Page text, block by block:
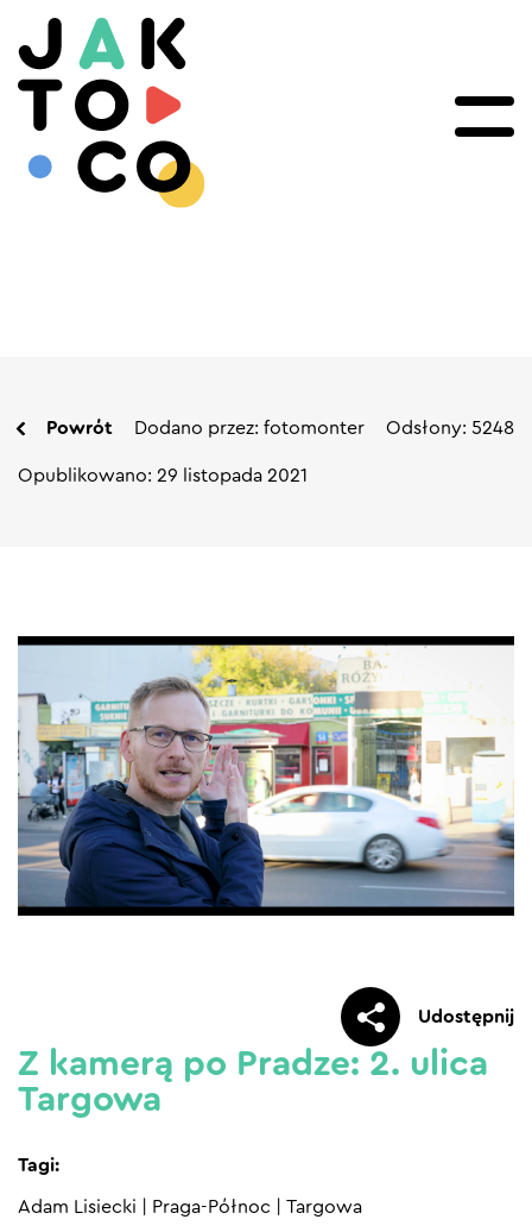
Powrót Dodano przez: fotomonter Odsłony: 5248
Opublikowano: 29 listopada 2021
Udostępnij
Z kamerą po Pradze: 2. ulica
Targowa
Tagi:
Adam Lisiecki Praga-Północ Targowa